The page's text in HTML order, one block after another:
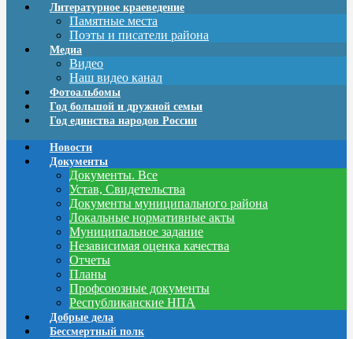
Литературное краеведение
Памятные места
Поэты и писатели района
Медиа
Видео
Наш видео канал
Фотоальбомы
Год большой и дружной семьи
Год единства народов России
Новости
Документы
Документы. Все
Устав, Свидетельства
Документы муниципального района
Локальные нормативные акты
Муниципальное задание
Независимая оценка качества
Отчеты
Планы
Профсоюзные документы
Республиканские НПА
Добрые дела
Бессмертный полк